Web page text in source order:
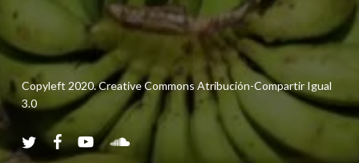
Copyleft 2020. Creative Commons Atribución-Compartir Igual
3.0
twitterfacebookyoutubesoundcloud